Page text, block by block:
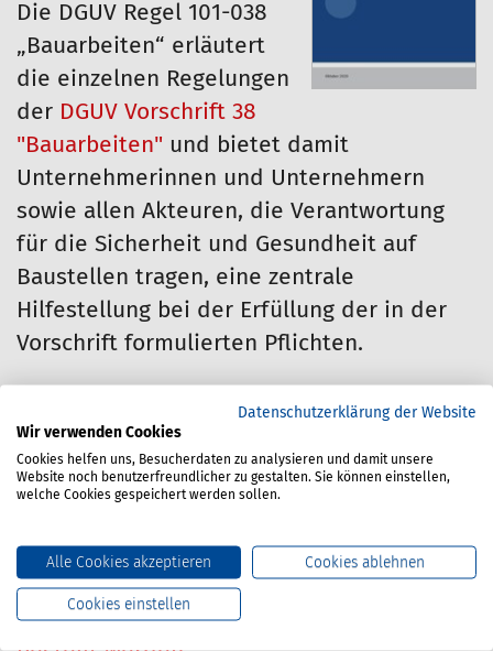
Die DGUV Regel 101-038
„Bauarbeiten“ erläutert
die einzelnen Regelungen
der DGUV Vorschrift 38
"Bauarbeiten" und bietet damit
Unternehmerinnen und Unternehmern
sowie allen Akteuren, die Verantwortung
für die Sicherheit und Gesundheit auf
Baustellen tragen, eine zentrale
Hilfestellung bei der Erfüllung der in der
Vorschrift formulierten Pflichten.
670-200-087
Stand: 10/2020
0.00 Euro
Dieser Artikel kann nur von Mitgliedern
Datenschutzerklärung der Website
Wir verwenden Cookies
Cookies helfen uns, Besucherdaten zu analysieren und damit unsere
Website noch benutzerfreundlicher zu gestalten. Sie können einstellen,
welche Cookies gespeichert werden sollen.
Alle Cookies akzeptieren Cookies ablehnen
Cookies einstellen